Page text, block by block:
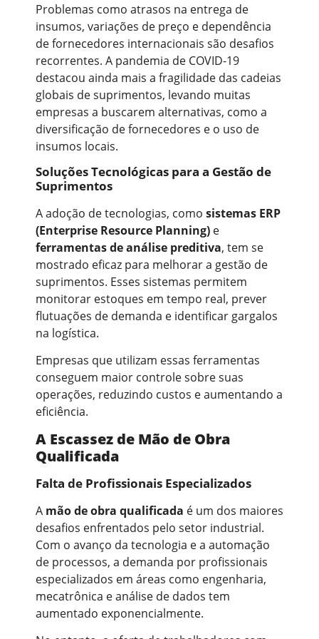
Problemas como atrasos na entrega de
insumos, variações de preço e dependência
de fornecedores internacionais são desafios
recorrentes. A pandemia de COVID-19
destacou ainda mais a fragilidade das cadeias
globais de suprimentos, levando muitas
empresas a buscarem alternativas, como a
diversificação de fornecedores e o uso de
insumos locais.
Soluções Tecnológicas para a Gestão de
Suprimentos
A adoção de tecnologias, como sistemas ERP
(Enterprise Resource Planning) e
ferramentas de análise preditiva, tem se
mostrado eficaz para melhorar a gestão de
suprimentos. Esses sistemas permitem
monitorar estoques em tempo real, prever
flutuações de demanda e identificar gargalos
na logística.
Empresas que utilizam essas ferramentas
conseguem maior controle sobre suas
operações, reduzindo custos e aumentando a
eficiência.
A Escassez de Mão de Obra
Qualificada
Falta de Profissionais Especializados
A mão de obra qualificada é um dos maiores
desafios enfrentados pelo setor industrial.
Com o avanço da tecnologia e a automação
de processos, a demanda por profissionais
especializados em áreas como engenharia,
mecatrônica e análise de dados tem
aumentado exponencialmente.